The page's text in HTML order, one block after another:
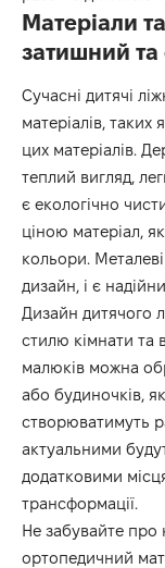
Матеріали
затишний та
Сучасні дитячі
матеріалів,
цих матеріалів.
теплий вигляд,
є екологічно
ціною матеріал,
кольори.
дизайн, і є
Дизайн дитячого
стилю кімнати та
малюків можна
або будиночків,
створюватимуть
актуальними
додатковими
трансформації.
Не забувайте
ортопедичний